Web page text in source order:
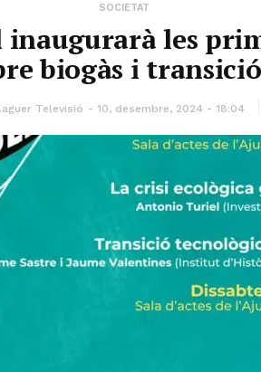
SOCIETAT
les
biogàs i
Televisió 10, desembre, 2024 - 18:04